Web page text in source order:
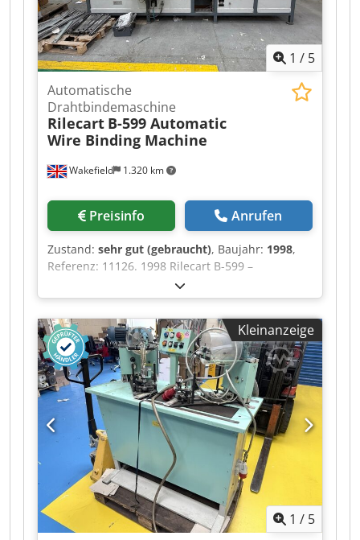
1 / 5
Wakefield 1.320 km
Automatische
Drahtbindemaschine
Rilecart B-599 Automatic
Wire Binding Machine
Preisinfo Anrufen
Zustand: sehr gut (gebraucht), Baujahr: 1998,
Referenz: 11126. 1998 Rilecart B-599 –
Automatische Drahtbindemaschine Eine
leistungsstarke „Wire-O“-Bindemaschine mit
einer Geschwindigkeit von bis zu 4000
Bindungen pro Stunde, die eine Vielzahl von
Buchdicken mit Drahtdurchmessern von 5/16
Zoll bis 1 Zoll binden kann, wobei die maximale
Bindestärke 23 mm beträgt. Bestehend aus:
Handgeführtes Zuführsystem für vorgelochte
Buchblöcke. B599 – Automatische Schließeinheit
mit: Doppelspulensystem zur Drahtabwicklung
mit Papierabfallabsaugung und automatischer
Wechselvorrichtung, wenn die Spule leer ist, was
eine gleichbleibend hohe Produktion
gewährleistet. Computergesteuerte
Programmierung der Bindung, von einer Länge
über eine übersprungene Länge bis hin zu fünf
Kleinanzeige
1 / 5